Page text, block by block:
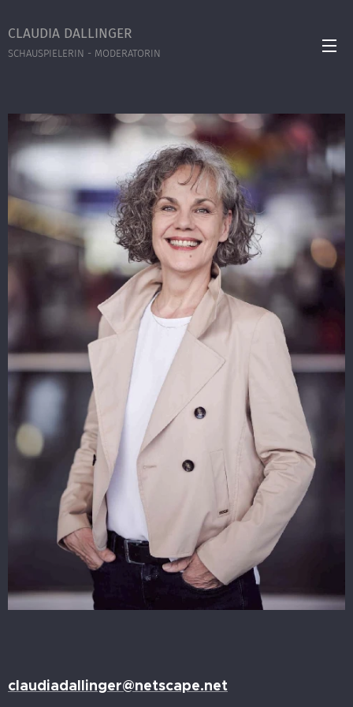
CLAUDIA DALLINGER
SCHAUSPIELERIN - MODERATORIN
claudiadallinger@netscape.net